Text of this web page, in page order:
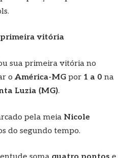
vitória
sua primeira vitória no
o América-MG por 1 a 0 na
Luzia (MG).
pela meia Nicole
do segundo tempo.